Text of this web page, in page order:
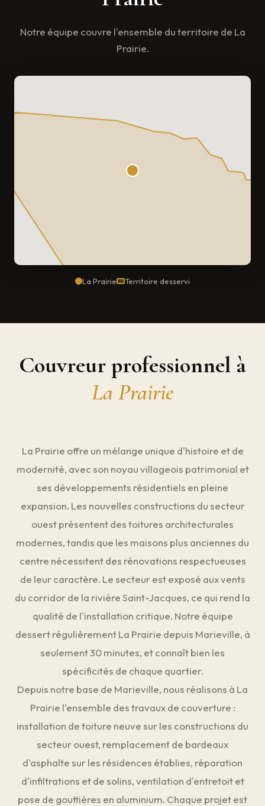
Notre équipe couvre l'ensemble du territoire de La
Prairie.
La Prairie Territoire desservi
Couvreur professionnel à
La Prairie
La Prairie offre un mélange unique d'histoire et de
modernité, avec son noyau villageois patrimonial et
ses développements résidentiels en pleine
expansion. Les nouvelles constructions du secteur
ouest présentent des toitures architecturales
modernes, tandis que les maisons plus anciennes du
centre nécessitent des rénovations respectueuses
de leur caractère. Le secteur est exposé aux vents
du corridor de la rivière Saint-Jacques, ce qui rend la
qualité de l'installation critique. Notre équipe
dessert régulièrement La Prairie depuis Marieville, à
seulement 30 minutes, et connaît bien les
spécificités de chaque quartier.
Depuis notre base de Marieville, nous réalisons à La
Prairie l'ensemble des travaux de couverture :
installation de toiture neuve sur les constructions du
secteur ouest, remplacement de bardeaux
d'asphalte sur les résidences établies, réparation
d'infiltrations et de solins, ventilation d'entretoit et
pose de gouttières en aluminium. Chaque projet est